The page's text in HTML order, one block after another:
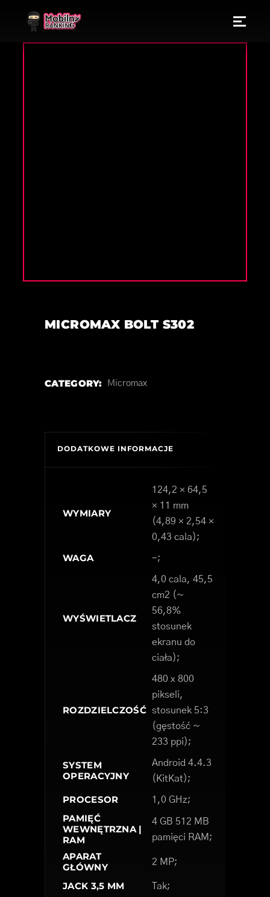
MICROMAX BOLT S302
CATEGORY: Micromax
DODATKOWE INFORMACJE
WYMIARY
124,2 × 64,5
× 11 mm
(4,89 × 2,54 ×
0,43 cala);
WAGA -;
WYŚWIETLACZ
4,0 cala, 45,5
cm2 (~
56,8%
stosunek
ekranu do
ciała);
ROZDZIELCZOŚĆ
480 x 800
pikseli,
stosunek 5:3
(gęstość ~
233 ppi);
SYSTEM
OPERACYJNY
Android 4.4.3
(KitKat);
PROCESOR 1,0 GHz;
PAMIĘĆ
WEWNĘTRZNA |
RAM
4 GB 512 MB
pamięci RAM;
APARAT
GŁÓWNY
2 MP;
JACK 3,5 MM Tak;